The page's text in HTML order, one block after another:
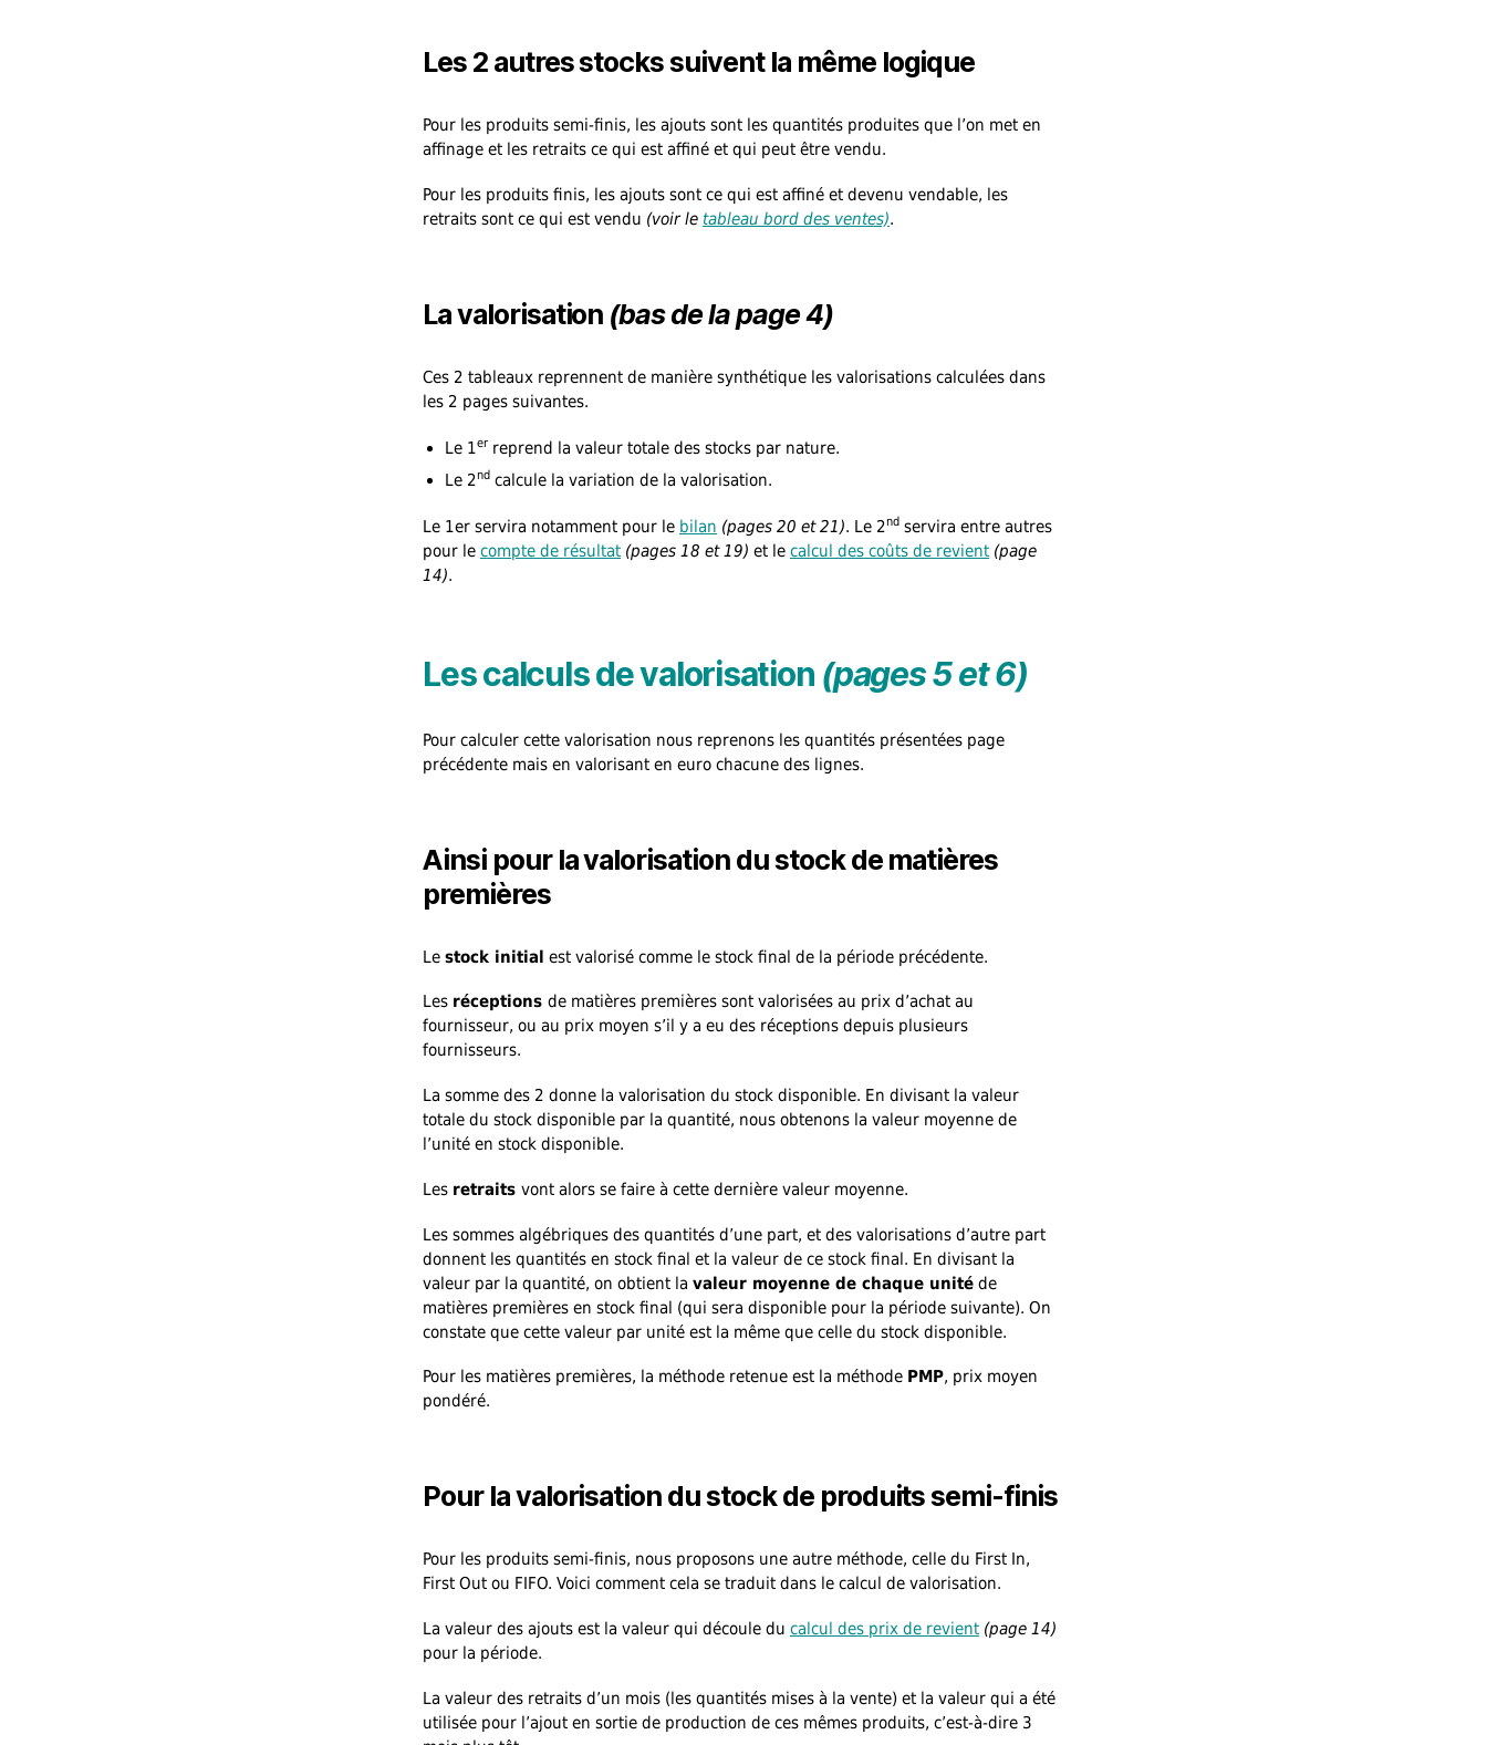
Les 2 autres stocks suivent la même logique
Pour les produits semi-finis, les ajouts sont les quantités produites que l’on met en
affinage et les retraits ce qui est affiné et qui peut être vendu.
Pour les produits finis, les ajouts sont ce qui est affiné et devenu vendable, les
retraits sont ce qui est vendu (voir le tableau bord des ventes).
La valorisation (bas de la page 4)
Ces 2 tableaux reprennent de manière synthétique les valorisations calculées dans
les 2 pages suivantes.
Le 1er reprend la valeur totale des stocks par nature.
Le 2nd calcule la variation de la valorisation.
Le 1er servira notamment pour le bilan (pages 20 et 21). Le 2nd servira entre autres
pour le compte de résultat (pages 18 et 19) et le calcul des coûts de revient (page
14).
Les calculs de valorisation (pages 5 et 6)
Pour calculer cette valorisation nous reprenons les quantités présentées page
précédente mais en valorisant en euro chacune des lignes.
Ainsi pour la valorisation du stock de matières
premières
Le stock initial est valorisé comme le stock final de la période précédente.
Les réceptions de matières premières sont valorisées au prix d’achat au
fournisseur, ou au prix moyen s’il y a eu des réceptions depuis plusieurs
fournisseurs.
La somme des 2 donne la valorisation du stock disponible. En divisant la valeur
totale du stock disponible par la quantité, nous obtenons la valeur moyenne de
l’unité en stock disponible.
Les retraits vont alors se faire à cette dernière valeur moyenne.
Les sommes algébriques des quantités d’une part, et des valorisations d’autre part
donnent les quantités en stock final et la valeur de ce stock final. En divisant la
valeur par la quantité, on obtient la valeur moyenne de chaque unité de
matières premières en stock final (qui sera disponible pour la période suivante). On
constate que cette valeur par unité est la même que celle du stock disponible.
Pour les matières premières, la méthode retenue est la méthode PMP, prix moyen
pondéré.
Pour la valorisation du stock de produits semi-finis
Pour les produits semi-finis, nous proposons une autre méthode, celle du First In,
First Out ou FIFO. Voici comment cela se traduit dans le calcul de valorisation.
La valeur des ajouts est la valeur qui découle du calcul des prix de revient (page 14)
pour la période.
La valeur des retraits d’un mois (les quantités mises à la vente) et la valeur qui a été
utilisée pour l’ajout en sortie de production de ces mêmes produits, c’est-à-dire 3